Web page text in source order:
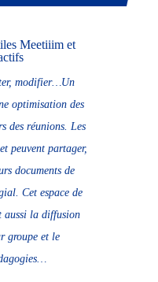
Meetiiim et
modifier…Un
optimisation des
des réunions. Les
peuvent partager,
documents de
Cet espace de
la diffusion
groupe et le